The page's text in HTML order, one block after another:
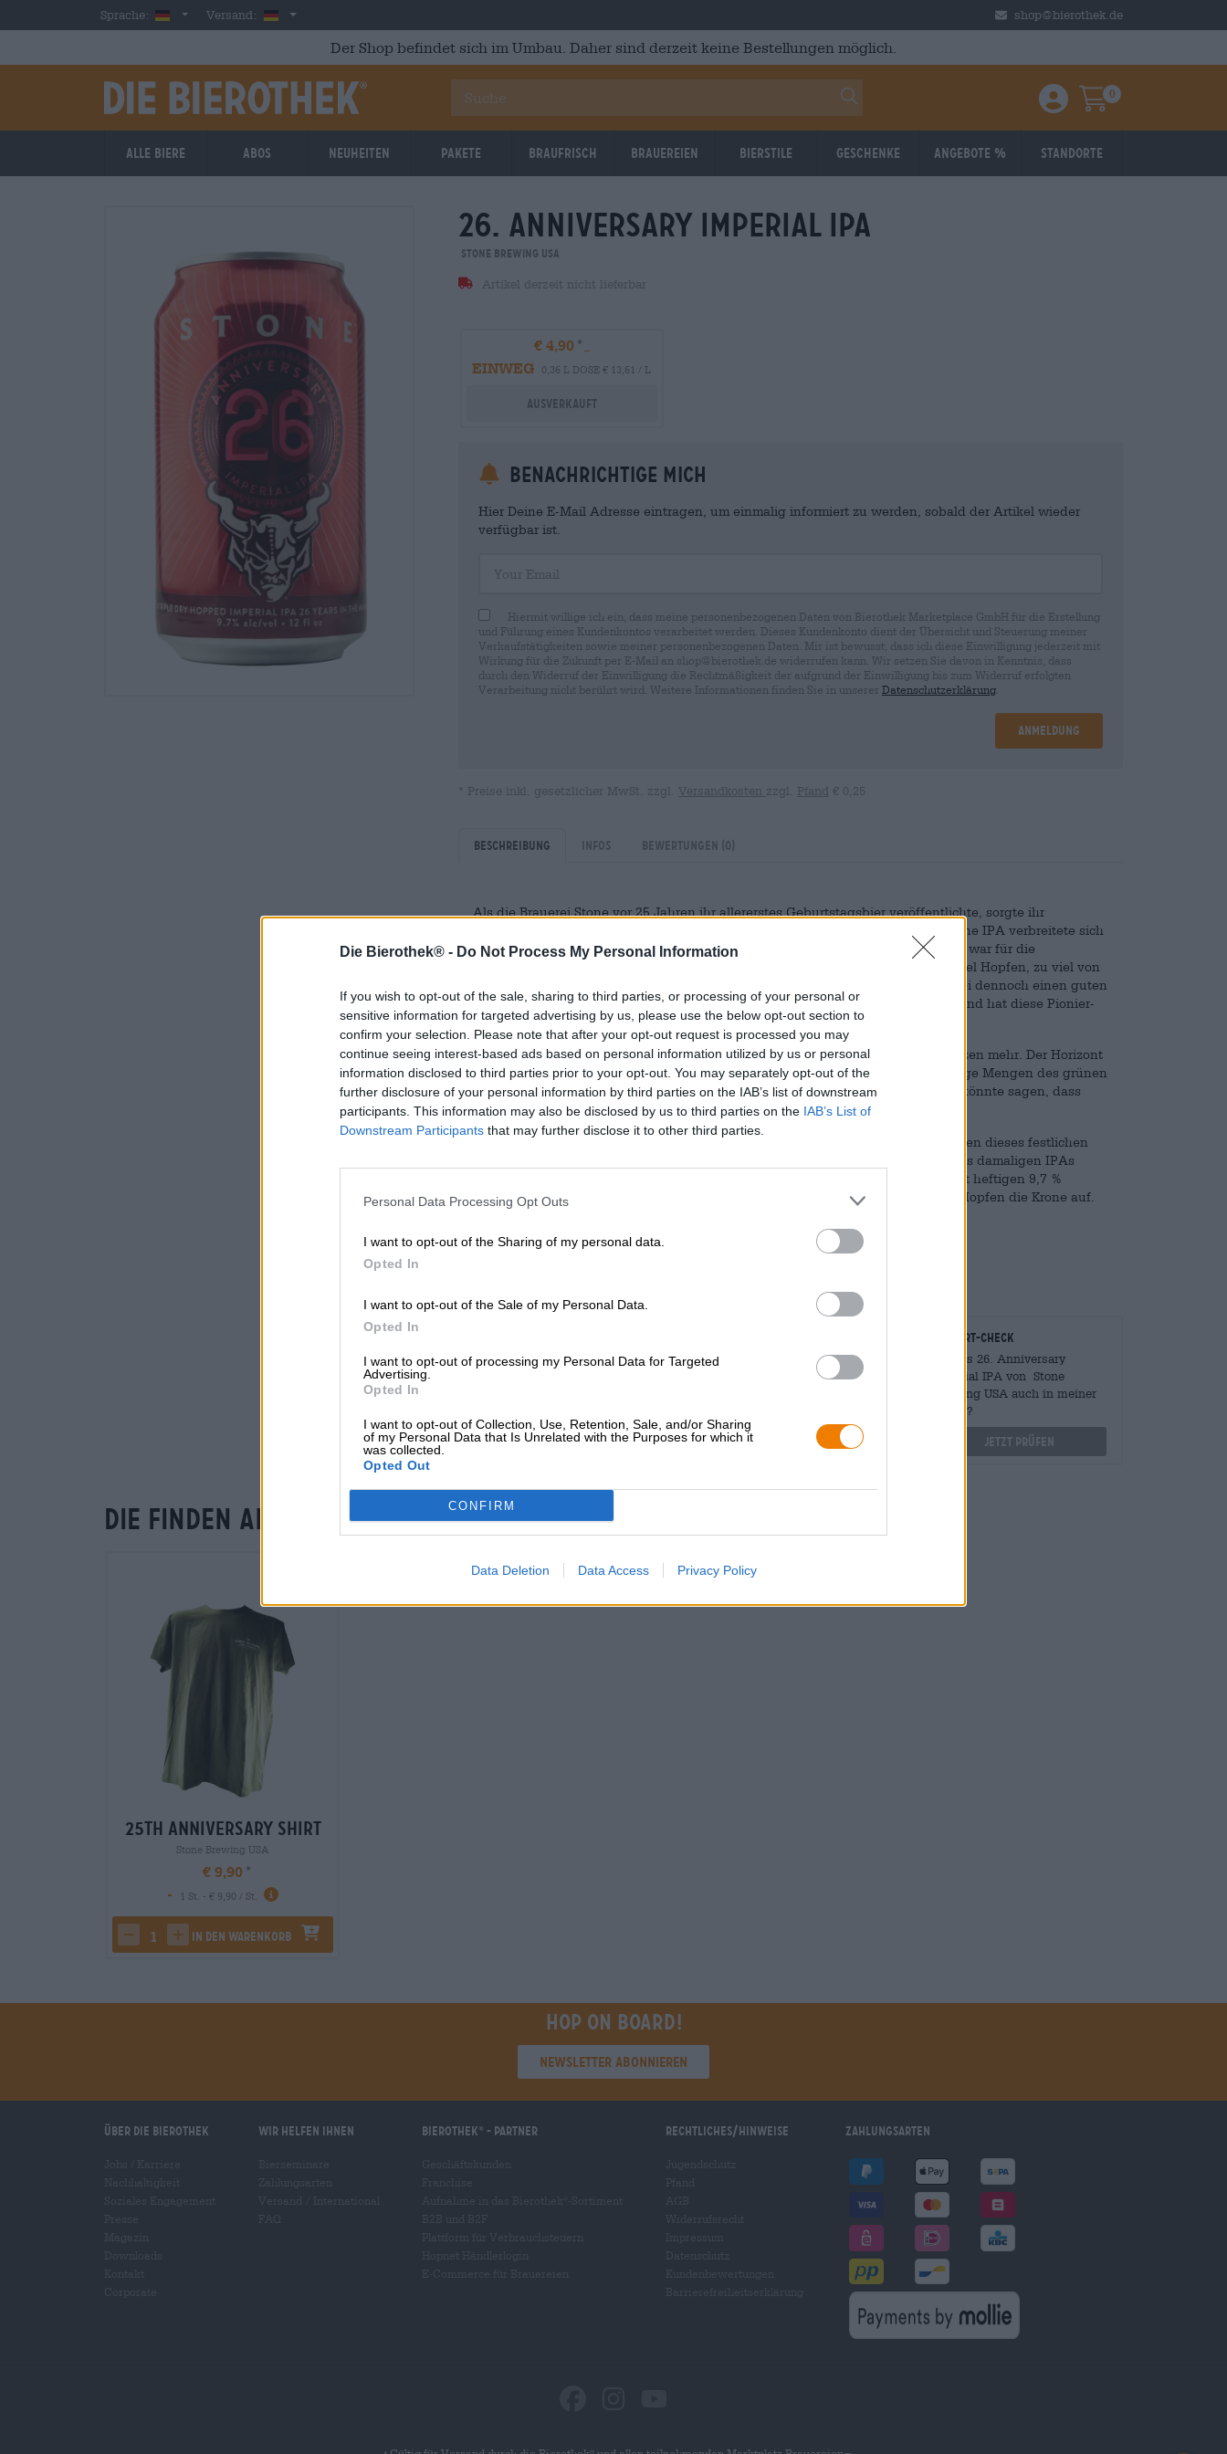
Die Bierothek® - Do Not Process My Personal Information
If you wish to opt-out of the sale, sharing to third parties, or processing of your personal or
sensitive information for targeted advertising by us, please use the below opt-out section to
confirm your selection. Please note that after your opt-out request is processed you may
continue seeing interest-based ads based on personal information utilized by us or personal
information disclosed to third parties prior to your opt-out. You may separately opt-out of the
further disclosure of your personal information by third parties on the IAB’s list of downstream
participants. This information may also be disclosed by us to third parties on the IAB’s List of
Downstream Participants that may further disclose it to other third parties.
Personal Data Processing Opt Outs
I want to opt-out of the Sharing of my personal data.
Opted In
I want to opt-out of the Sale of my Personal Data.
Opted In
I want to opt-out of processing my Personal Data for Targeted
Advertising.
Opted In
I want to opt-out of Collection, Use, Retention, Sale, and/or Sharing
of my Personal Data that Is Unrelated with the Purposes for which it
was collected.
Opted Out
CONFIRM
Data Deletion Data Access Privacy Policy
Skip to main contentSprache: GermanVersand: Deutschland shop@bierothek.de
Der Shop befindet sich im Umbau. Daher sind derzeit keine Bestellungen möglich.
Einloggen / Anmelden
Warenkorb
0
Alle Biere Abos Neuheiten Pakete Braufrisch Brauereien Bierstile Geschenke Angebote % Standorte
26. anniversary imperial ipa
Stone Brewing USA
Artikel derzeit nicht lieferbar
€ 4,90
EINWEG
0,36 L DOSE € 13,61 / L
Ausverkauft
Benachrichtige mich
Hier Deine E-Mail Adresse eintragen, um einmalig informiert zu werden, sobald der Artikel wieder
verfügbar ist.
Hiermit willige ich ein, dass meine personenbezogenen Daten von Bierothek Marketplace GmbH für die Erstellung
und Führung eines Kundenkontos verarbeitet werden. Dieses Kundenkonto dient der Übersicht und Steuerung meiner
Verkaufstätigkeiten sowie meiner personenbezogenen Daten. Mir ist bewusst, dass ich diese Einwilligung jederzeit mit
Wirkung für die Zukunft per E-Mail an shop@bierothek.de widerrufen kann. Wir setzen Sie davon in Kenntnis, dass
durch den Widerruf der Einwilligung die Rechtmäßigkeit der aufgrund der Einwilligung bis zum Widerruf erfolgten
Verarbeitung nicht berührt wird. Weitere Informationen finden Sie in unserer Datenschutzerklärung
Anmeldung
* Preise inkl. gesetzlicher MwSt. zzgl. Versandkosten zzgl. Pfand € 0,25
Beschreibung Infos Bewertungen (0)
Als die Brauerei Stone vor 25 Jahren ihr allererstes Geburtstagsbier veröffentlichte, sorgte ihr
Jubiläumssud für Aufsehen in der damals noch jungen Craftbier-Szene. Das Stone IPA verbreitete sich
wie ein Lauffeuer und löste hier und da pures Entsetzen aus. Die Hopfenbombe war für die
untrainierten Gaumen der Craftbier-Neulinge zu intensiv. Zu viel Bitterkeit, zu viel Hopfen, zu viel von
allem! Obwohl das Bier erstmal nicht vielen schmeckte, bescherte es der Brauerei dennoch einen guten
Ruf. Fortan galt Stone als absoluter Vorreiter in Sachen hopfengestopfter Biere und hat diese Pionier-
Rolle bis heute inne.
Mittlerweile kennt die Hopfenbegeisterung in der Craftbier-Branche keine Grenzen mehr. Der Horizont
wurde gesprengt und die Devise ist „mehr ist mehr“. Brauer werfen unanständige Mengen des grünen
Goldes in ihre Kessel und überbieten sich gegenseitig in ihrem Wagemut. Man könnte sagen, dass
Stone den Stein zu dieser Entwicklung ins Rollen gebracht hat.
Im August 2022 feierte die Brauerei ihr 26-jähriges Bestehen und brachte zu Ehren dieses festlichen
Anlasses eine neue und — man glaubt es kaum — noch intensivere Version ihres damaligen IPAs
heraus. Ihr 26th Anniversary Imperial IPA setzt ihrer ursprünglichen Kreation mit heftigen 9,7 %
Alkoholgehalt, schlagkräftigen 80 Bittereinheiten und einem massiven Plus an Hopfen die Krone auf.
Du hast Fragen zu diesem
Du willst größere Mengen
günstiger einkaufen?
Vor-Ort-Check
Gibt es 26. Anniversary
Imperial IPA von Stone
Brewing USA auch in meiner
Filiale?
Jetzt prüfen
Die finden andere Kunden auch lecker!
25th Anniversary Shirt
Stone Brewing USA
€ 9,90
-
1 St. - € 9,90 / St.
decrease quantity
increase quantity
In den Warenkorb
Hop on board!
Newsletter abonnieren
Über die Bierothek Wir helfen Ihnen Bierothek - Partner Rechtliches/Hinweise Zahlungsarten